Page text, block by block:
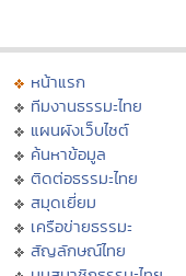
หน้าแรก
ทีมงานธรรมะไทย
แผนผังเว็บไซต์
ค้นหาข้อมูล
ติดต่อธรรมะไทย
สมุดเยี่ยม
เครือข่ายธรรมะ
สัญลักษณ์ไทย